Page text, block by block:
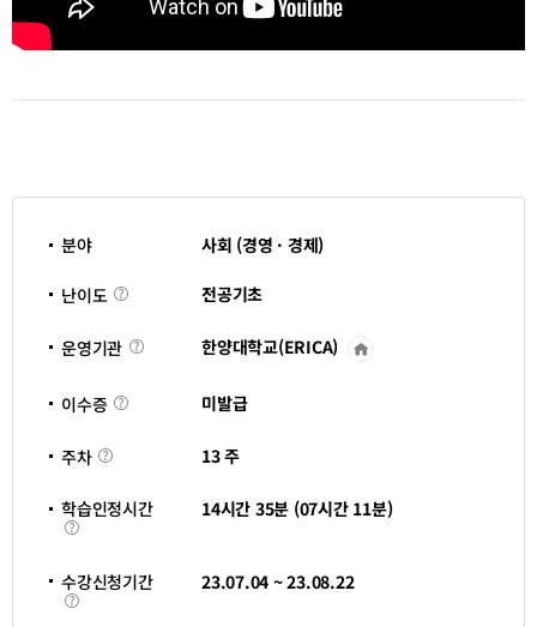
분야 사회 (경영 · 경제)
난이도 난
이
전공기초
운영기관 한양대학교(ERICA)
운
창
열
이수증 이
수
미발급
주차 주
차
13 주
학습인정시간
학
습
정
시
간
14시간 35분 (07시간 11분)
수강신청기간
수
강
23.07.04 ~ 23.08.22